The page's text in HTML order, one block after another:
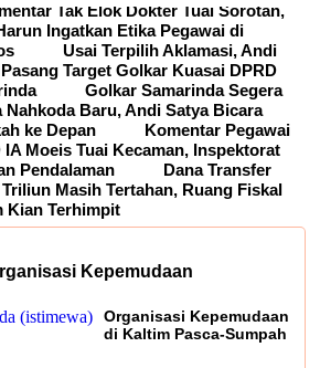
Tak Elok Dokter Tuai Sorotan,
Ingatkan Etika Pegawai di
Usai Terpilih Aklamasi, Andi
Target Golkar Kuasai DPRD
Golkar Samarinda Segera
Nahkoda Baru, Andi Satya Bicara
ke Depan
Komentar Pegawai
IA Moeis Tuai Kecaman, Inspektorat
Pendalaman
Dana Transfer
Triliun Masih Tertahan, Ruang Fiskal
Kian Terhimpit
Kepemudaan
Organisasi Kepemudaan
di Kaltim Pasca-Sumpah